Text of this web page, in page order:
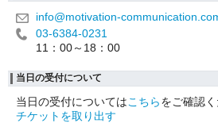
info@motivation-
03-6384-0231
11：00～18：00
当日の受付について
当日の受付についてはこちらをご確認く
チケットを取り出す